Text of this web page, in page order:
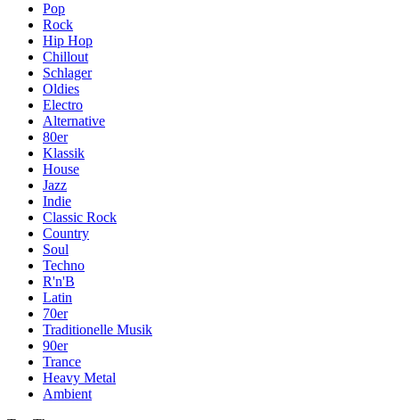
Pop
Rock
Hip Hop
Chillout
Schlager
Oldies
Electro
Alternative
80er
Klassik
House
Jazz
Indie
Classic Rock
Country
Soul
Techno
R'n'B
Latin
70er
Traditionelle Musik
90er
Trance
Heavy Metal
Ambient